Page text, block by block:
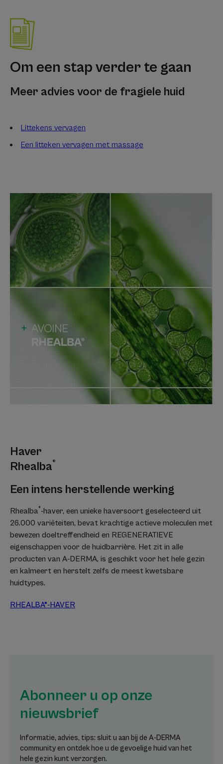
Om een stap verder te gaan
Meer advies voor de fragiele huid
Littekens vervagen
Een litteken vervagen met massage
Haver
Rhealba®
Een intens herstellende werking
Rhealba®-haver, een unieke haversoort geselecteerd uit
26.000 variëteiten, bevat krachtige actieve moleculen met
bewezen doeltreffendheid en REGENERATIEVE
eigenschappen voor de huidbarrière. Het zit in alle
producten van A-DERMA, is geschikt voor het hele gezin
en kalmeert en herstelt zelfs de meest kwetsbare
huidtypes.
RHEALBA®-HAVER
Abonneer u op onze
nieuwsbrief
Informatie, advies, tips: sluit u aan bij de A-DERMA
community en ontdek hoe u de gevoelige huid van het
hele gezin kunt verzorgen.